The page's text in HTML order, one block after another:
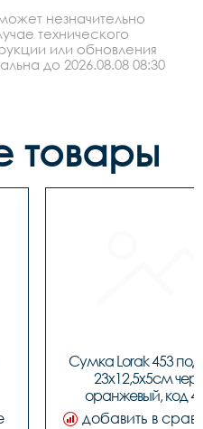
незначительно
технического
или обновления
до 2026.08.08 08:30
товары
Сумка Lorak 453
23х12,5х5см
оранжевый, код
добавить в